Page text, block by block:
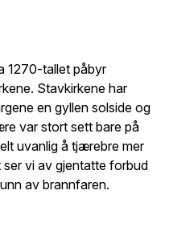
1270-tallet påbyr
Stavkirkene har
en gyllen solside og
var stort sett bare på
uvanlig å tjærebre mer
vi av gjentatte forbud
av brannfaren.